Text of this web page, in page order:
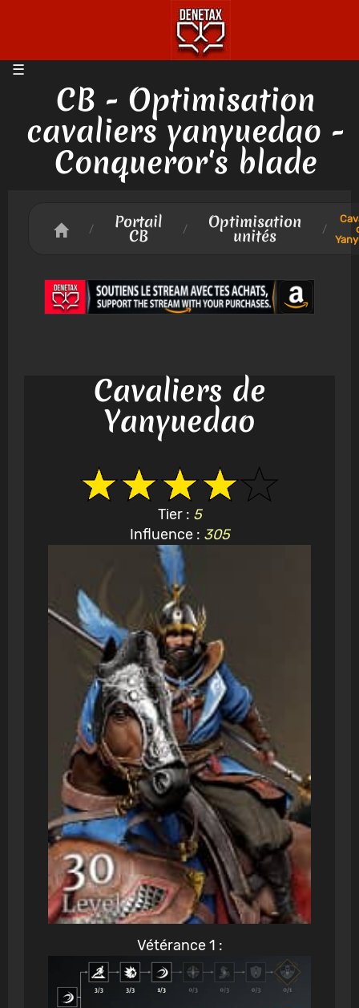
CB - Optimisation
cavaliers yanyuedao -
Conqueror's blade
/ Portail
CB / Optimisation
unités /
Cavaliers de
Yanyuedao
Tier : 5
Influence : 305
Vétérance 1 :